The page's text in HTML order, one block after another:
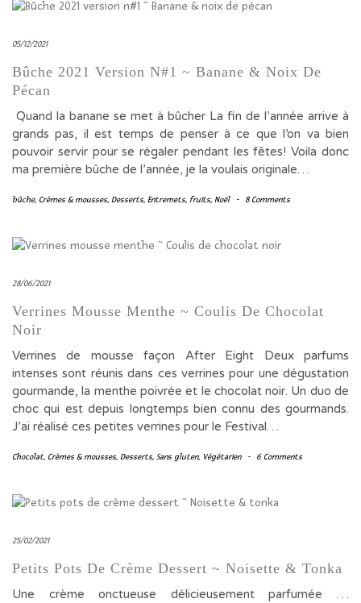
05/12/2021
Bûche 2021 Version N#1 ~ Banane & Noix De
Pécan
Quand la banane se met à bûcher La fin de l’année arrive à
grands pas, il est temps de penser à ce que l’on va bien
pouvoir servir pour se régaler pendant les fêtes! Voila donc
ma première bûche de l’année, je la voulais originale…
bûche, Crèmes & mousses, Desserts, Entremets, fruits, Noël - 8 Comments
28/06/2021
Verrines Mousse Menthe ~ Coulis De Chocolat
Noir
Verrines de mousse façon After Eight Deux parfums
intenses sont réunis dans ces verrines pour une dégustation
gourmande, la menthe poivrée et le chocolat noir. Un duo de
choc qui est depuis longtemps bien connu des gourmands.
J’ai réalisé ces petites verrines pour le Festival…
Chocolat, Crèmes & mousses, Desserts, Sans gluten, Végétarien - 6 Comments
25/02/2021
Petits Pots De Crème Dessert ~ Noisette & Tonka
Une crème onctueuse délicieusement parfumée …